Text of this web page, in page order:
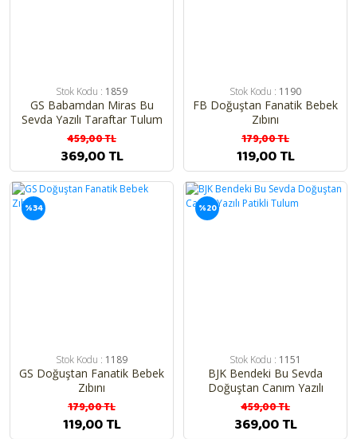
Stok Kodu : 1859
GS Babamdan Miras Bu
Sevda Yazılı Taraftar Tulum
459,00 TL
369,00 TL
Stok Kodu : 1190
FB Doğuştan Fanatik Bebek
Zıbını
179,00 TL
119,00 TL
%34
Stok Kodu : 1189
GS Doğuştan Fanatik Bebek
Zıbını
179,00 TL
119,00 TL
%20
Stok Kodu : 1151
BJK Bendeki Bu Sevda
Doğuştan Canım Yazılı
Patikli Tulum
459,00 TL
369,00 TL